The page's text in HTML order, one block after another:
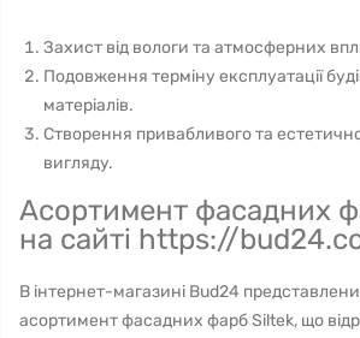
Захист від вологи та атмосферних
Подовження терміну експлуатації
матеріалів.
Створення привабливого та
вигляду.
Асортимент фасадних
на сайті https://
В інтернет-магазині Bud24
асортимент фасадних фарб Siltek, що